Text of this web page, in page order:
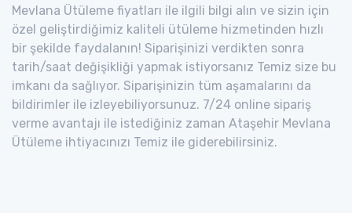
Mevlana Ütüleme fiyatları ile ilgili bilgi alın ve sizin için
özel geliştirdiğimiz kaliteli ütüleme hizmetinden hızlı
bir şekilde faydalanın! Siparişinizi verdikten sonra
tarih/saat değişikliği yapmak istiyorsanız Temiz size bu
imkanı da sağlıyor. Siparişinizin tüm aşamalarını da
bildirimler ile izleyebiliyorsunuz. 7/24 online sipariş
verme avantajı ile istediğiniz zaman Ataşehir Mevlana
Ütüleme ihtiyacınızı Temiz ile giderebilirsiniz.